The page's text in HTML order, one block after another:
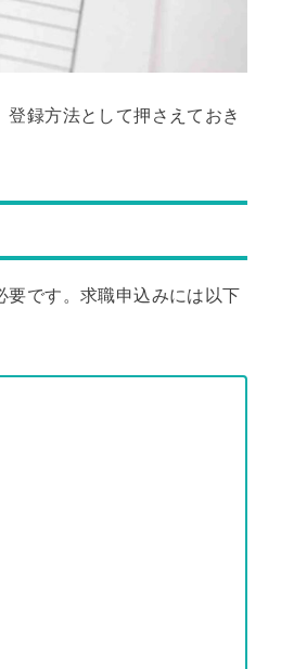
録方法として押さえておき
要です。求職申込みには以下